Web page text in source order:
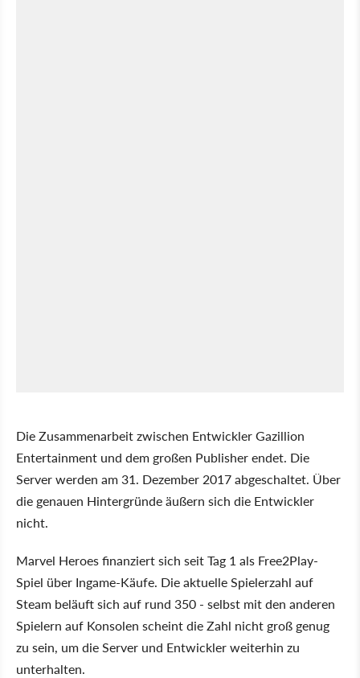
Die Zusammenarbeit zwischen Entwickler Gazillion
Entertainment und dem großen Publisher endet. Die
Server werden am 31. Dezember 2017 abgeschaltet. Über
die genauen Hintergründe äußern sich die Entwickler
nicht.
Marvel Heroes finanziert sich seit Tag 1 als Free2Play-
Spiel über Ingame-Käufe. Die aktuelle Spielerzahl auf
Steam beläuft sich auf rund 350 - selbst mit den anderen
Spielern auf Konsolen scheint die Zahl nicht groß genug
zu sein, um die Server und Entwickler weiterhin zu
unterhalten.